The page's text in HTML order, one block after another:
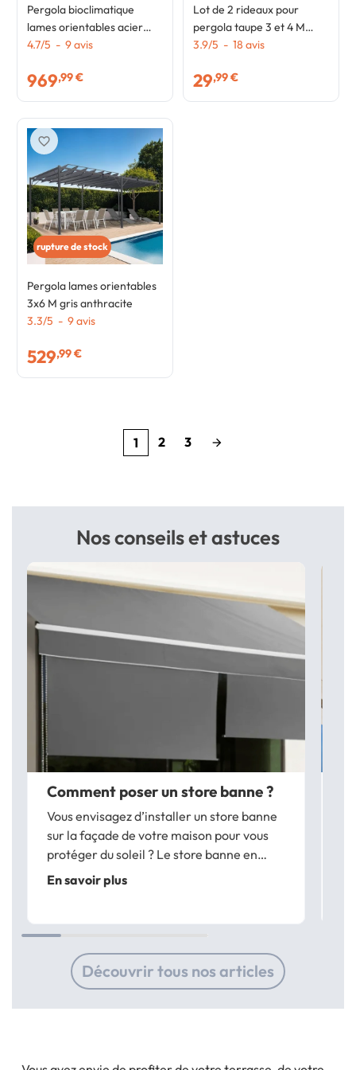
Pergola bioclimatique
lames orientables acier
3x4 M gris anthracite
4.7/5 - 9avis
969,99 €
Lot de 2 rideaux pour
pergola taupe 3 et 4 M
panneaux muraux avec
3.9/5 - 18 avis
29,99 €
rupture de stock
Pergola lames orientables
3x6 M gris anthracite
3.3/5 - 9avis
529,99 €
favorite_border
1 2 3 arrow_forward
Nos conseils et astuces
Comment poser un store banne ?
Vous envisagez d’installer un store banne
sur la façade de votre maison pour vous
protéger du soleil ? Le store banne en
toile, qu’il soit manuel ou doté d’un
système électrique, fait toujours de
requis, le...
En savoir plus
Découvrir tous nos articles